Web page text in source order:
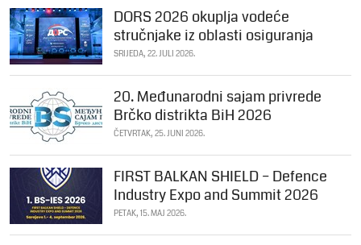
DORS 2026 okuplja vodeće
stručnjake iz oblasti osiguranja
SRIJEDA, 22. JULI 2026.
20. Međunarodni sajam privrede
Brčko distrikta BiH 2026
ČETVRTAK, 25. JUNI 2026.
FIRST BALKAN SHIELD – Defence
Industry Expo and Summit 2026
PETAK, 15. MAJ 2026.